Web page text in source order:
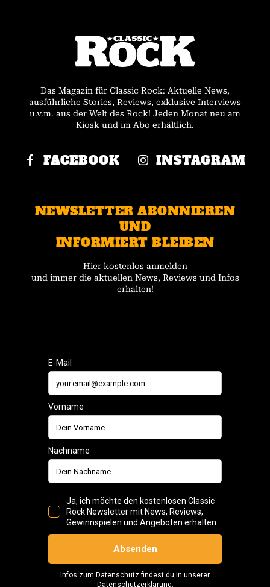
Das Magazin für Classic Rock: Aktuelle News,
ausführliche Stories, Reviews, exklusive Interviews
u.v.m. aus der Welt des Rock! Jeden Monat neu am
Kiosk und im Abo erhältlich.
FACEBOOK INSTAGRAM
NEWSLETTER ABONNIEREN
UND
INFORMIERT BLEIBEN
Hier kostenlos anmelden
und immer die aktuellen News, Reviews und Infos
erhalten!